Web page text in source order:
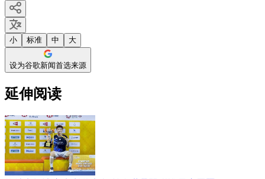
小 标准 中 大
设为谷歌新闻首选来源
延伸阅读